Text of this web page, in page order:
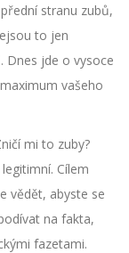
stranu zubů,
to jen
Dnes jde o vysoce
vašeho
mi to zuby?
Cílem
vědět, abyste se
na fakta,
fazetami.